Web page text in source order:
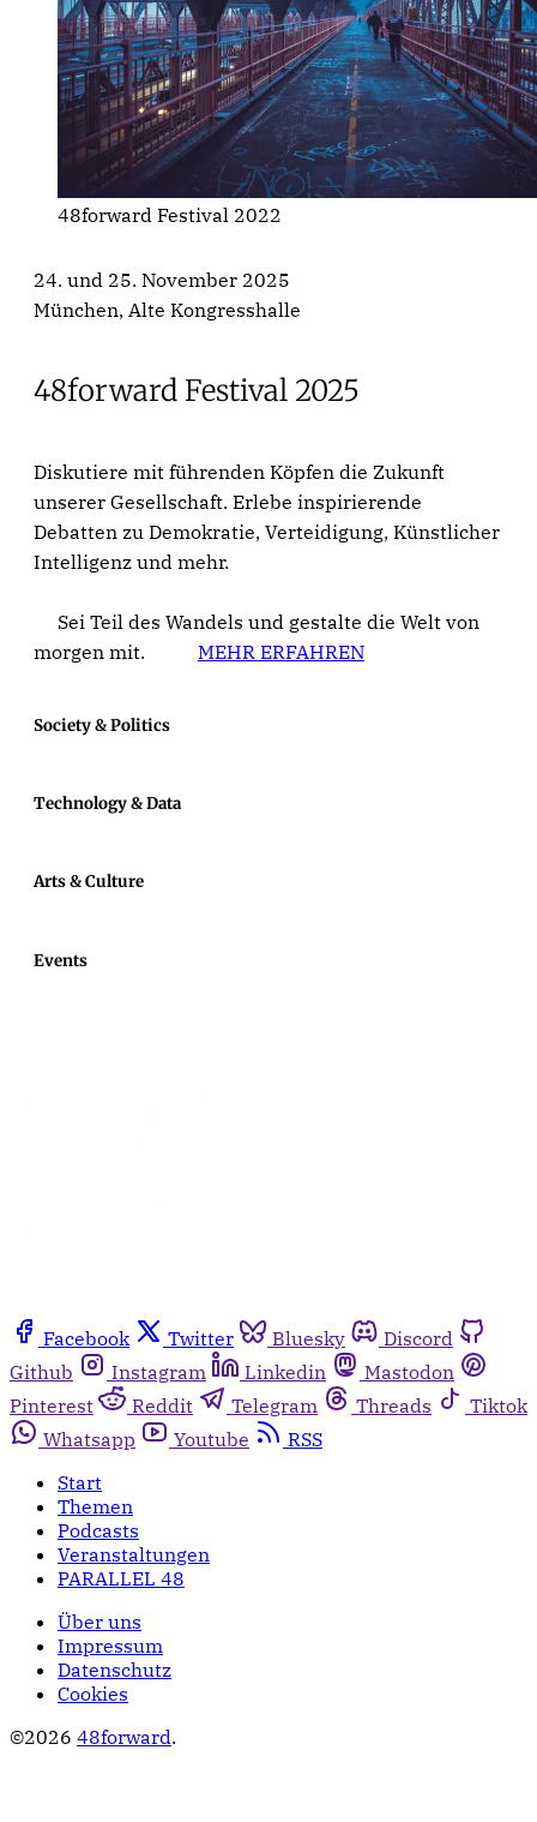
48forward Festival 2022
24. und 25. November 2025
München, Alte Kongresshalle
48forward Festival 2025
Diskutiere mit führenden Köpfen die Zukunft
unserer Gesellschaft. Erlebe inspirierende
Debatten zu Demokratie, Verteidigung, Künstlicher
Intelligenz und mehr.
Sei Teil des Wandels und gestalte die Welt von
morgen mit. MEHR ERFAHREN
Society & Politics
Technology & Data
Arts & Culture
Events
Facebook Twitter Bluesky
Discord
Github
Instagram Linkedin
Mastodon
Pinterest
Reddit Telegram Threads
Tiktok
Whatsapp
Youtube
RSS
Start
Themen
Podcasts
Veranstaltungen
PARALLEL 48
Über uns
Impressum
Datenschutz
Cookies
©2026 48forward.